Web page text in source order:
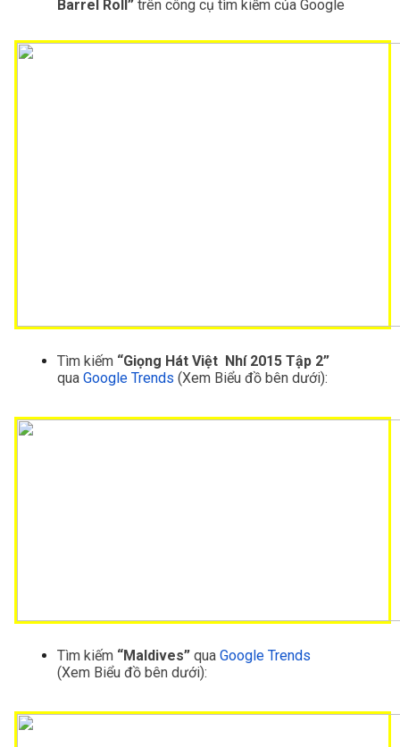
Barrel Roll” trên công cụ tìm kiếm của Google
Tìm kiếm “Giọng Hát Việt  Nhí 2015 Tập 2”
qua Google Trends (Xem Biểu đồ bên dưới):
Tìm kiếm “Maldives” qua Google Trends
(Xem Biểu đồ bên dưới):